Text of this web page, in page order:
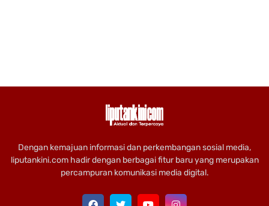
Dengan kemajuan informasi dan perkembangan sosial media,
liputankini.com hadir dengan berbagai fitur baru yang merupakan
percampuran komunikasi media digital.